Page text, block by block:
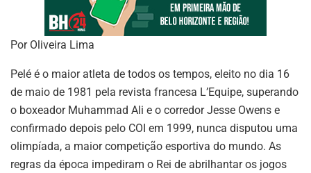
Por Oliveira Lima
Pelé é o maior atleta de todos os tempos, eleito no dia 16
de maio de 1981 pela revista francesa L’Equipe, superando
o boxeador Muhammad Ali e o corredor Jesse Owens e
confirmado depois pelo COI em 1999, nunca disputou uma
olimpíada, a maior competição esportiva do mundo. As
regras da época impediram o Rei de abrilhantar os jogos